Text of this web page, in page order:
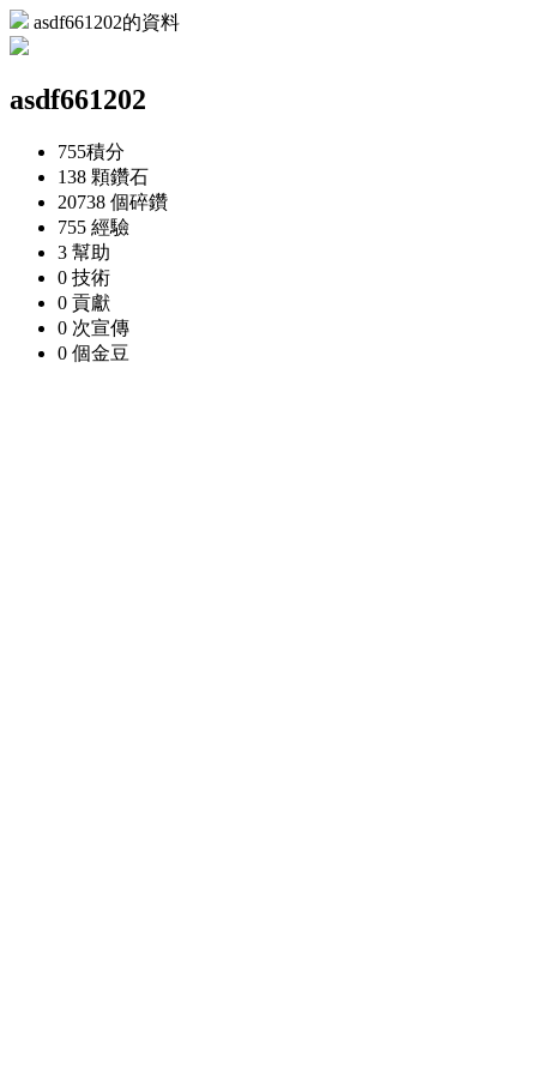
asdf661202的資料
asdf661202
755積分
138 顆鑽石
20738 個碎鑽
755 經驗
3 幫助
0 技術
0 貢獻
0 次宣傳
0 個金豆